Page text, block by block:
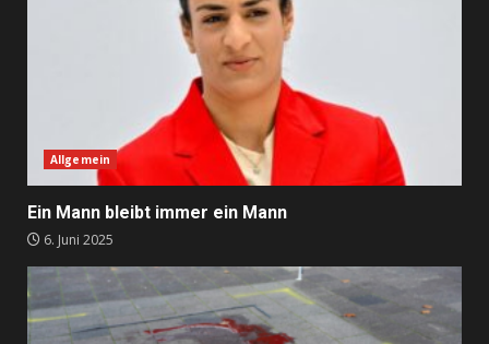
Allgemein
Ein Mann bleibt immer ein Mann
6. Juni 2025